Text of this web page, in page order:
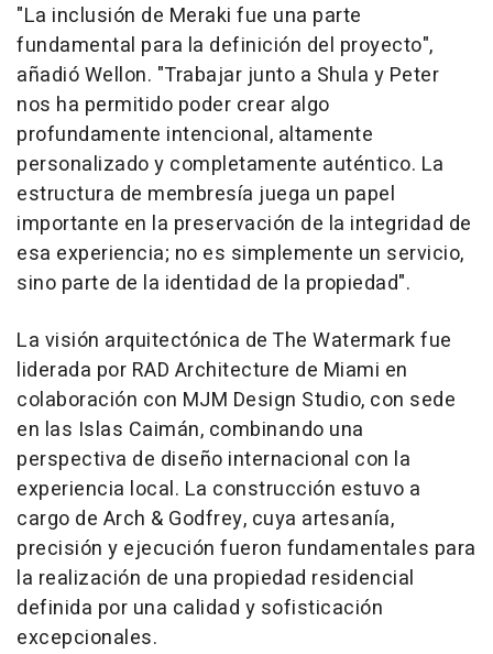
"La inclusión de Meraki fue una parte
fundamental para la definición del proyecto",
añadió Wellon. "Trabajar junto a Shula y Peter
nos ha permitido poder crear algo
profundamente intencional, altamente
personalizado y completamente auténtico. La
estructura de membresía juega un papel
importante en la preservación de la integridad de
esa experiencia; no es simplemente un servicio,
sino parte de la identidad de la propiedad".
La visión arquitectónica de The Watermark fue
liderada por RAD Architecture de Miami en
colaboración con MJM Design Studio, con sede
en las Islas Caimán, combinando una
perspectiva de diseño internacional con la
experiencia local. La construcción estuvo a
cargo de Arch & Godfrey, cuya artesanía,
precisión y ejecución fueron fundamentales para
la realización de una propiedad residencial
definida por una calidad y sofisticación
excepcionales.